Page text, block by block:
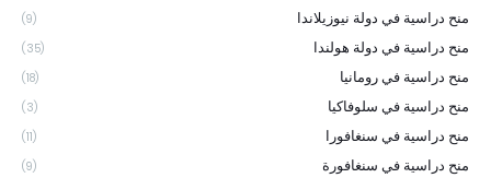
منح دراسية في دولة نيوزيلاندا (9)
منح دراسية في دولة هولندا (35)
منح دراسية في رومانيا (18)
منح دراسية في سلوفاكيا (3)
منح دراسية في سنغافورا (11)
منح دراسية في سنغافورة (9)